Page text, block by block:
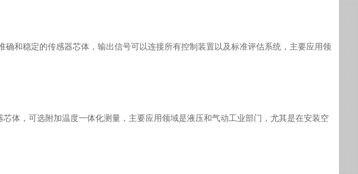
和稳定的传感器芯体，输出信号可以连接所有控制装置以及标准评估系统，主要应用领
体，可选附加温度一体化测量，主要应用领域是液压和气动工业部门，尤其是在安装空